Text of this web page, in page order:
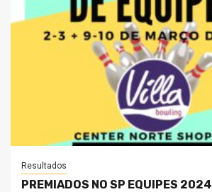
Resultados
PREMIADOS NO SP EQUIPES 2024